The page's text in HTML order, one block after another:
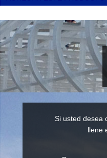
Si usted desea
llene